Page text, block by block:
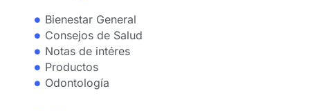
Bienestar General
Consejos de Salud
Notas de intéres
Productos
Odontología